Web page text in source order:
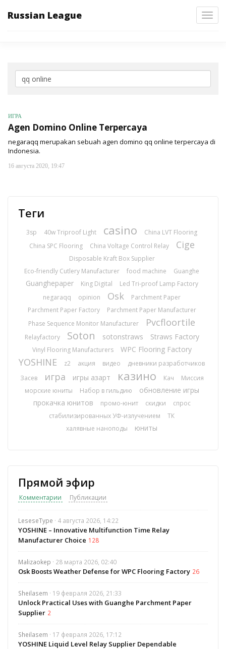
Russian League
ИГРА
Agen Domino Online Terpercaya
negaraqq merupakan sebuah agen domino qq online terpercaya di
Indonesia.
16 августа 2020, 19:47
Теги
3sp 40w Triproof Light casino
China LVT Flooring
China SPC Flooring
China Voltage Control Relay Cige
Disposable Kraft Box Supplier
Eco-friendly Cutlery Manufacturer
food machine Guanghe
Guanghepaper King Digital
Led Tri-proof Lamp Factory
negaraqq
opinion Osk
Parchment Paper
Parchment Paper Factory
Parchment Paper Manufacturer
Phase Sequence Monitor Manufacturer
Pvcfloortile
Relayfactory Soton sotonstraws Straws Factory
Vinyl Flooring Manufacturers WPC Flooring Factory
YOSHINE z2 акция видео
дневники разработчиков
Засев
игра игры азарт казино Кач
Миссия
морские юниты
Набор в гильдию
обновление игры
прокачка юнитов
промо-юнит скидки
спрос
стабилизированных УФ-излучением
ТК
халявные наноподы
юниты
Прямой эфир
Комментарии Публикации
LeseseType · 4 августа 2026, 14:22
YOSHINE – Innovative Multifunction Time Relay
Manufacturer Choice 128
Malizaokep · 28 марта 2026, 02:40
Osk Boosts Weather Defense for WPC Flooring Factory 26
Sheilasem · 19 февраля 2026, 21:33
Unlock Practical Uses with Guanghe Parchment Paper
Supplier 2
Sheilasem · 17 февраля 2026, 17:12
YOSHINE Liquid Level Relay Supplier Dependable